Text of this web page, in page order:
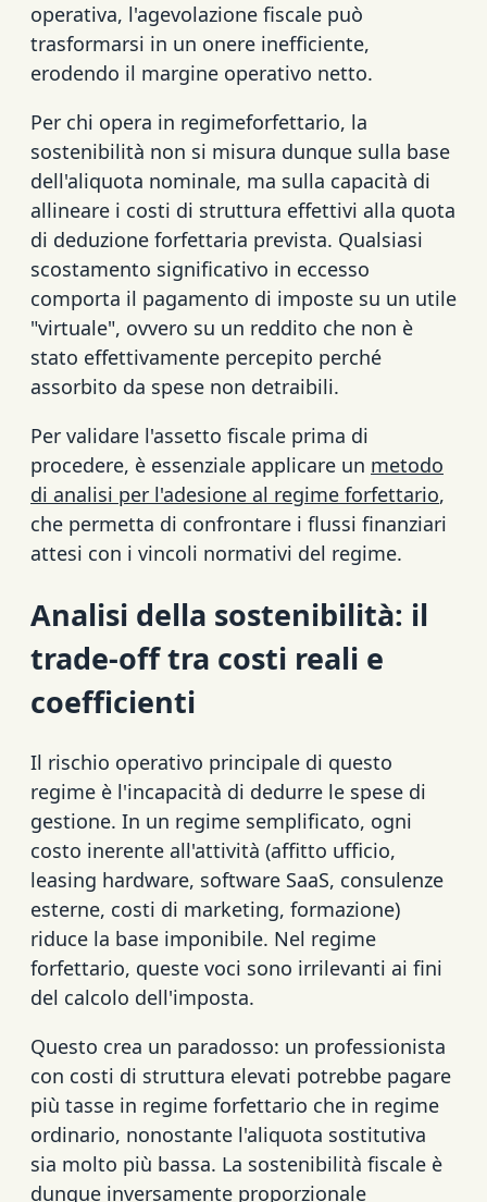
operativa, l'agevolazione fiscale può
trasformarsi in un onere inefficiente,
erodendo il margine operativo netto.
Per chi opera in regimeforfettario, la
sostenibilità non si misura dunque sulla base
dell'aliquota nominale, ma sulla capacità di
allineare i costi di struttura effettivi alla quota
di deduzione forfettaria prevista. Qualsiasi
scostamento significativo in eccesso
comporta il pagamento di imposte su un utile
"virtuale", ovvero su un reddito che non è
stato effettivamente percepito perché
assorbito da spese non detraibili.
Per validare l'assetto fiscale prima di
procedere, è essenziale applicare un metodo
di analisi per l'adesione al regime forfettario,
che permetta di confrontare i flussi finanziari
attesi con i vincoli normativi del regime.
Analisi della sostenibilità: il
trade-off tra costi reali e
coefficienti
Il rischio operativo principale di questo
regime è l'incapacità di dedurre le spese di
gestione. In un regime semplificato, ogni
costo inerente all'attività (affitto ufficio,
leasing hardware, software SaaS, consulenze
esterne, costi di marketing, formazione)
riduce la base imponibile. Nel regime
forfettario, queste voci sono irrilevanti ai fini
del calcolo dell'imposta.
Questo crea un paradosso: un professionista
con costi di struttura elevati potrebbe pagare
più tasse in regime forfettario che in regime
ordinario, nonostante l'aliquota sostitutiva
sia molto più bassa. La sostenibilità fiscale è
dunque inversamente proporzionale